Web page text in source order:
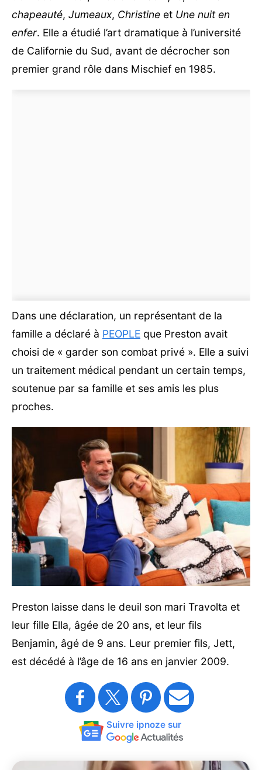
chapeauté, Jumeaux, Christine et Une nuit en
enfer. Elle a étudié l’art dramatique à l’université
de Californie du Sud, avant de décrocher son
premier grand rôle dans Mischief en 1985.
Dans une déclaration, un représentant de la
famille a déclaré à PEOPLE que Preston avait
choisi de « garder son combat privé ». Elle a suivi
un traitement médical pendant un certain temps,
soutenue par sa famille et ses amis les plus
proches.
Preston laisse dans le deuil son mari Travolta et
leur fille Ella, âgée de 20 ans, et leur fils
Benjamin, âgé de 9 ans. Leur premier fils, Jett,
est décédé à l’âge de 16 ans en janvier 2009.
Suivre ipnoze sur